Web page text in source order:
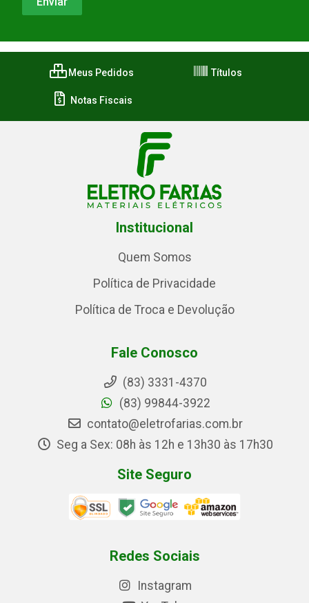
Meus Pedidos Títulos
Notas Fiscais
Institucional
Quem Somos
Política de Privacidade
Política de Troca e Devolução
Fale Conosco
(83) 3331-4370
(83) 99844-3922
contato@eletrofarias.com.br
Seg a Sex: 08h às 12h e 13h30 às 17h30
Site Seguro
Redes Sociais
Instagram